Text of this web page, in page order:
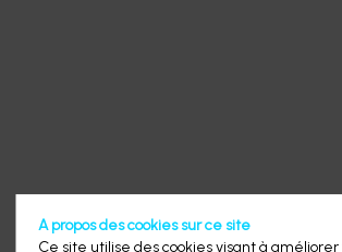
A propos des cookies sur ce site
Ce site utilise des cookies visant à